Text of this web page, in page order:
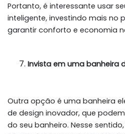
Portanto, é interessante usar
inteligente, investindo mais no
garantir conforto e economia
Invista em uma banheira
Outra opção é uma banheira
de design inovador, que
do seu banheiro. Nesse